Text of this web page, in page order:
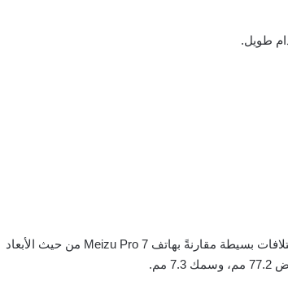
يتميز تصميم هاتف Meizu Pro 7 Plus بجاذبية واضحة، مع اختلافات بسيطة مقارنةً بهاتف Meizu Pro 7 من حيث الأبعاد